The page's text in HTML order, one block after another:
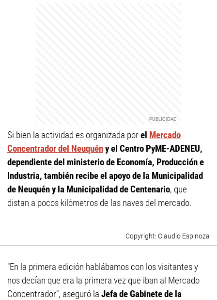
Si bien la actividad es organizada porel Mercado
Concentrador del Neuquény el Centro PyME-ADENEU,
dependiente del ministerio de Economía, Producción e
Industria, también recibe el apoyo de la Municipalidad
de Neuquén y la Municipalidad de Centenario, que
distan a pocos kilómetros de las naves del mercado.
Claudio Espinoza
"En la primera edición hablábamos con los visitantes y
nos decían que era la primera vez que iban al Mercado
Concentrador", aseguró la Jefa de Gabinete de la